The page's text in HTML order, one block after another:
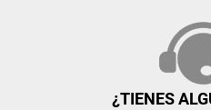
¿TIENES